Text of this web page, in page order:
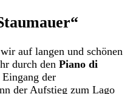
auf langen und schönen
durch denPiano di
Eingang der
der Aufstieg zum Lago